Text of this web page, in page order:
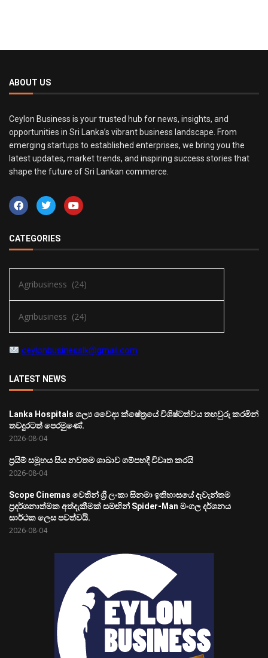
ABOUT US
Ceylon Business is your trusted hub for news, insights, and
opportunities in Sri Lanka’s vibrant business landscape. From
emerging startups to established enterprises, we bring you the
latest updates, market trends, and inspiring success stories that
shape the future of Sri Lankan commerce.
CATEGORIES
ceylonbusinesslk@gmail.com
LATEST NEWS
Lanka Hospitals ශල්‍ය වෛද්‍ය ක්ෂේත්‍රයේ විශිෂ්ටත්වය තහවුරු කරමින්
තවදුරටත් පෙරමුණේ.
2026-08-04
ප්‍රයිම් සමූහය සිය නවතම ශාඛාව ගම්පහදී විවෘත කරයි
2026-08-04
Scope Cinemas වෙතින් ශ්‍රී ලංකා සිනමා ඉතිහාසයේ දැවැන්තම
ප්‍රදර්ශනාත්මක අත්දැකීමක් සමඟින් Spider-Man මංගල දර්ශනය
සාර්ථක ලෙස පවත්වයි.
2026-08-04